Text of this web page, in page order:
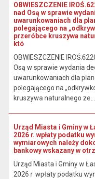
OBWIESZCZENIE
nad Osą w sprawie
uwarunkowaniach dla
polegającego na
przeróbce kruszywa
któ
OBWIESZCZENIE
Osą w sprawie wydania
uwarunkowaniach dla
polegającego na
kruszywa naturalnego ze...
Urząd Miasta i Gminy w
2026 r. wpłaty podatku
wymiarowych należy
bankowy wskazany w
Urząd Miasta i Gminy w
2026 r. wpłaty podatku